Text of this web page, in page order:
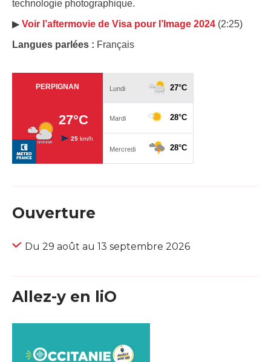
technologie photographique.
▶︎ Voir l’aftermovie de Visa pour l’Image 2024 (2:25)
Langues parlées : Français
Ouverture
Du 29 août au 13 septembre 2026
Allez-y en liO